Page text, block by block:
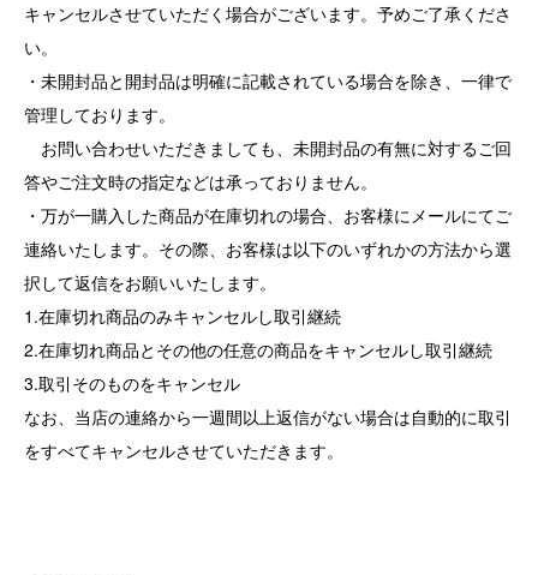
キャンセルさせていただく場合がございます。予めご了承くださ
い。
・未開封品と開封品は明確に記載されている場合を除き、一律で
管理しております。
お問い合わせいただきましても、未開封品の有無に対するご回
答やご注文時の指定などは承っておりません。
・万が一購入した商品が在庫切れの場合、お客様にメールにてご
連絡いたします。その際、お客様は以下のいずれかの方法から選
択して返信をお願いいたします。
1.在庫切れ商品のみキャンセルし取引継続
2.在庫切れ商品とその他の任意の商品をキャンセルし取引継続
3.取引そのものをキャンセル
なお、当店の連絡から一週間以上返信がない場合は自動的に取引
をすべてキャンセルさせていただきます。